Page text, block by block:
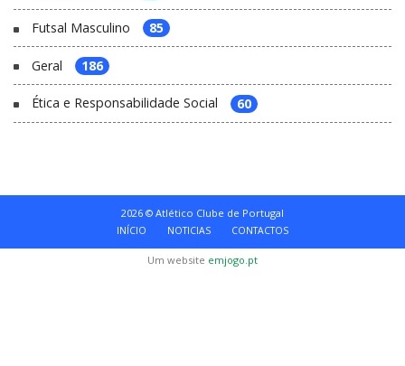
Futsal Masculino 85
Geral 186
Ética e Responsabilidade Social 60
2026 © Atlético Clube de Portugal
INÍCIO NOTICIAS CONTACTOS
Um website emjogo.pt